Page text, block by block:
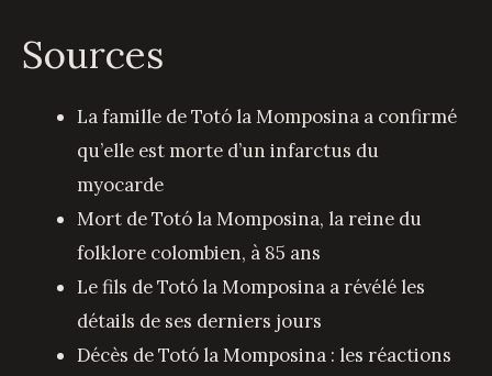
Sources
La famille de Totó la Momposina a confirmé
qu’elle est morte d’un infarctus du
myocarde
Mort de Totó la Momposina, la reine du
folklore colombien, à 85 ans
Le fils de Totó la Momposina a révélé les
détails de ses derniers jours
Décès de Totó la Momposina : les réactions